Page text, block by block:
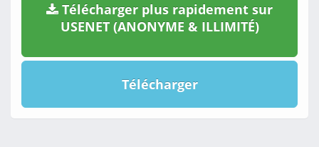
Télécharger plus rapidement sur
USENET (ANONYME & ILLIMITÉ)
Télécharger